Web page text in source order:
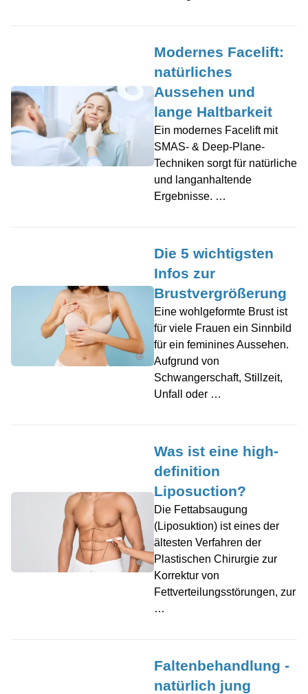
Modernes Facelift:
natürliches
Aussehen und
lange Haltbarkeit
Ein modernes Facelift mit
SMAS- & Deep-Plane-
Techniken sorgt für natürliche
und langanhaltende
Ergebnisse. …
©
Die 5 wichtigsten
Infos zur
Brustvergrößerung
Eine wohlgeformte Brust ist
für viele Frauen ein Sinnbild
für ein feminines Aussehen.
Aufgrund von
Schwangerschaft, Stillzeit,
Unfall oder …
©
Was ist eine high-
definition
Liposuction?
Die Fettabsaugung
(Liposuktion) ist eines der
ältesten Verfahren der
Plastischen Chirurgie zur
Korrektur von
Fettverteilungsstörungen, zur
…
Faltenbehandlung -
natürlich jung